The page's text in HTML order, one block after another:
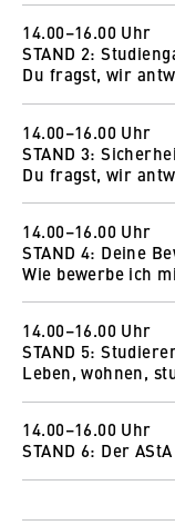
Wer
Arndis Heß
Helen Gikal
So funktioniert
14.00–16.00 Uhr
STAND 2:
Du fragst, wir
Wer
Johannes Eichstädt
Wie und wo
Zur Online-Messe
So funktioniert
14.00–16.00 Uhr
STAND 3:
Du fragst, wir
Wer
Bianca Näthe
Dorothee Braß
So funktioniert
14.00–16.00 Uhr
STAND 4: Deine
Wie bewerbe ich
Petra Schmutzler
Julia Slesazeck
So funktioniert
14.00–16.00 Uhr
STAND 5:
Leben, wohnen,
Wer
Studierendenwerk
14.00–16.00 Uhr
STAND 6: Der
Wer